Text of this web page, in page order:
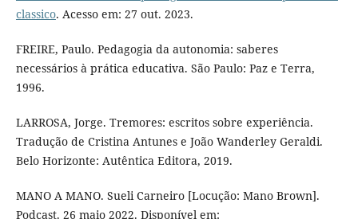
classico. Acesso em: 27 out. 2023.
FREIRE, Paulo. Pedagogia da autonomia: saberes
necessários à prática educativa. São Paulo: Paz e Terra,
1996.
LARROSA, Jorge. Tremores: escritos sobre experiência.
Tradução de Cristina Antunes e João Wanderley Geraldi.
Belo Horizonte: Autêntica Editora, 2019.
MANO A MANO. Sueli Carneiro [Locução: Mano Brown].
Podcast. 26 maio 2022. Disponível em: